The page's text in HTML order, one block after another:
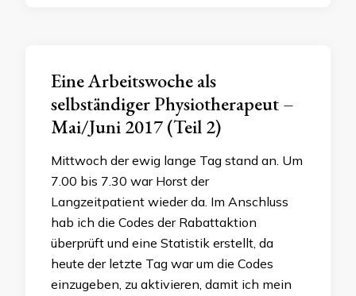
Eine Arbeitswoche als
selbständiger Physiotherapeut –
Mai/Juni 2017 (Teil 2)
Mittwoch der ewig lange Tag stand an. Um
7.00 bis 7.30 war Horst der
Langzeitpatient wieder da. Im Anschluss
hab ich die Codes der Rabattaktion
überprüft und eine Statistik erstellt, da
heute der letzte Tag war um die Codes
einzugeben, zu aktivieren, damit ich mein